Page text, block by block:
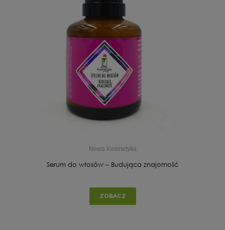
Nowa Kosmetyka
Serum do włosów – Budująca znajomość
ZOBACZ